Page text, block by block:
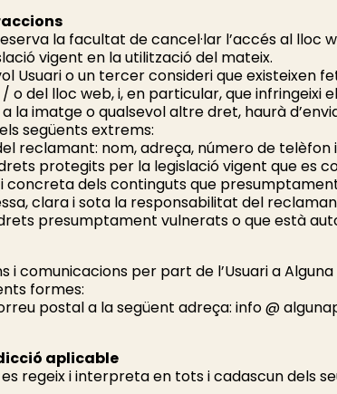
la facultat de cancel·lar l’accés al lloc
vigent en la utilització del mateix.
Usuari o un tercer consideri que
o del lloc web, i, en particular, que infringeixi
la imatge o qualsevol altre dret, haurà
següents extrems:
reclamant: nom, adreça, número de
protegits per la legislació vigent que es
concreta dels continguts que
clara i sota la responsabilitat del
presumptament vulnerats o que està
i comunicacions per part de l’Usuari a
formes:
postal a la següent adreça: info @
aplicable
regeix i interpreta en tots i cadascun dels